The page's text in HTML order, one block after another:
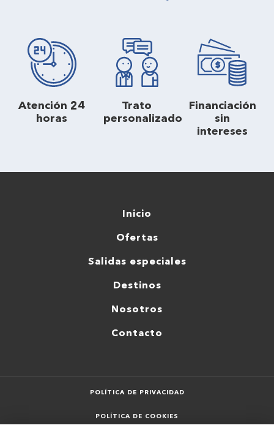
Atención 24
horas
Trato
personalizado
Financiación
sin
intereses
Inicio
Ofertas
Salidas especiales
Destinos
Nosotros
Contacto
POLÍTICA DE PRIVACIDAD
POLÍTICA DE COOKIES